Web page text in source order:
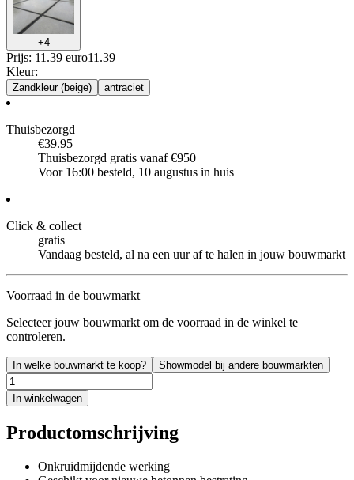
+4
Prijs: 11.39 euro11 .39
Kleur:
Zandkleur (beige) antraciet
Thuisbezorgd
€39.95
Thuisbezorgd gratis vanaf €950
Voor 16:00 besteld, 10 augustus in huis
Click & collect
gratis
Vandaag besteld, al na een uur af te halen in jouw bouwmarkt
Voorraad in de bouwmarkt
Selecteer jouw bouwmarkt om de voorraad in de winkel te
controleren.
In welke bouwmarkt te koop? Showmodel bij andere bouwmarkten
In winkelwagen
Productomschrijving
Onkruidmijdende werking